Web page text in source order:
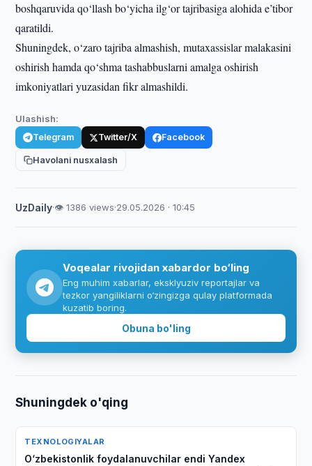
boshqaruvida qo‘llash bo‘yicha ilg‘or tajribasiga alohida e’tibor
qaratildi.
Shuningdek, o‘zaro tajriba almashish, mutaxassislar malakasini
oshirish hamda qo‘shma tashabbuslarni amalga oshirish
imkoniyatlari yuzasidan fikr almashildi.
Ulashish:
Telegram Twitter/X Facebook
Havolani nusxalash
UzDaily·👁 1386 views·29.05.2026 · 10:45
Voqealar rivojidan xabardor bo‘ling
Eng muhim xabarlar, eksklyuziv reportajlar va
tezkor yangiliklarni o‘zingizga qulay platformada
kuzatib boring.
Obuna bo'ling
Shuningdek o'qing
TEXNOLOGIYALAR
O‘zbekistonlik foydalanuvchilar endi Yandex